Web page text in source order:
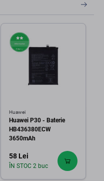
Huawei
Huawei P30 - Baterie
HB436380ECW
3650mAh
58 Lei
ÎN STOC 2 buc